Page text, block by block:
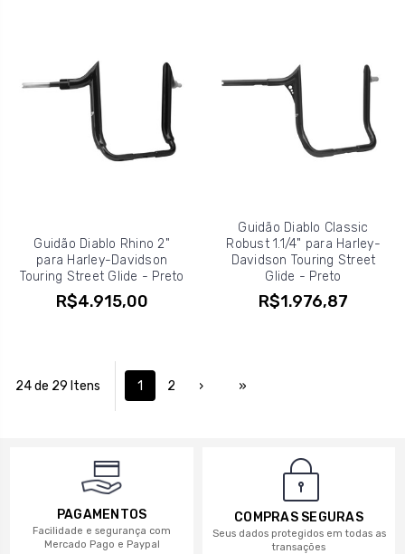
Guidão Diablo Rhino 2"
para Harley-Davidson
Touring Street Glide - Preto
R$4.915,00
Guidão Diablo Classic
Robust 1.1/4" para Harley-
Davidson Touring Street
Glide - Preto
R$1.976,87
24 de 29 Itens 1 2 › »
PAGAMENTOS
Facilidade e segurança com
Mercado Pago e Paypal
COMPRAS SEGURAS
Seus dados protegidos em todas as
transações